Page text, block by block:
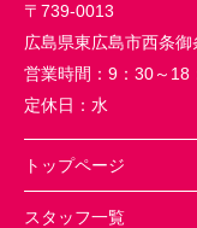
〒739-0013
広島県東広島市西条
営業時間： 9：30～18
定休日： 水
トップページ
スタッフ一覧